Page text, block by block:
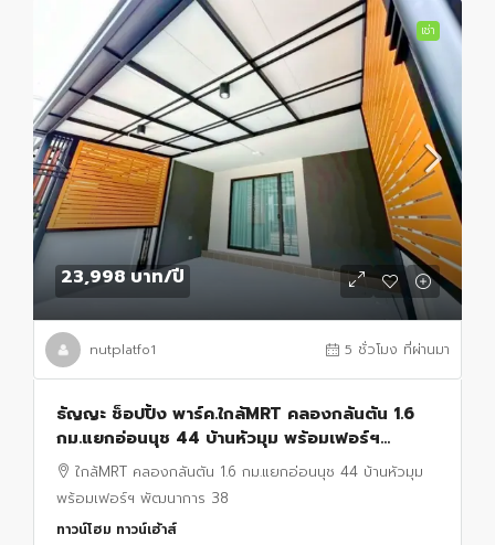
เช่า
23,998 บาท/ปี
nutplatfo1 5 ชั่วโมง ที่ผ่านมา
ธัญญะ ช็อปปิ้ง พาร์ค.ใกล้MRT คลองกลันตัน 1.6
กม.แยกอ่อนนุช 44 บ้านหัวมุม พร้อมเฟอร์ฯ
พัฒนาการ 38 ทาวน์โฮม 3 นอน 2 น้ำ พื้นที่ 200
ตร.ม.
ใกล้MRT คลองกลันตัน 1.6 กม.แยกอ่อนนุช 44 บ้านหัวมุม
พร้อมเฟอร์ฯ พัฒนาการ 38
ทาวน์โฮม ทาวน์เฮ้าส์